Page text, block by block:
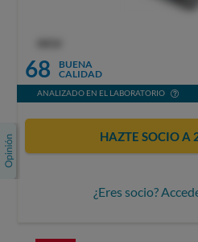
68
BUENA
CALIDAD
ANALIZADO EN EL LABORATORIO
HAZTE SOCIO A
¿Eres socio?